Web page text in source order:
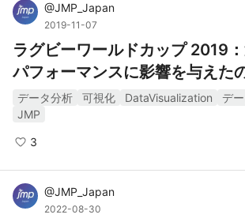
@JMP_Japan
2019-11-07
ラグビーワールドカップ 2019
パフォーマンスに影響を与えた
編】
データ分析 可視化 DataVisualization
デ
JMP
3
@JMP_Japan
2022-08-30